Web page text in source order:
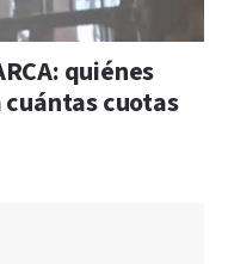
quiénes
cuotas